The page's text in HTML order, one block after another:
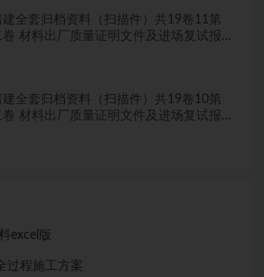
建全套归档资料（扫描件）共19卷11第
卷 材料出厂质量证明文件及进场复试报
建全套归档资料（扫描件）共19卷10第
卷 材料出厂质量证明文件及进场复试报
excel版
过程施工方案